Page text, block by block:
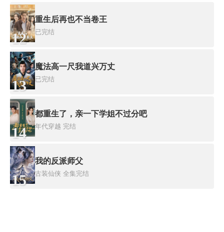
12
重生后再也不当卷王
已完结
13
魔法高一尺我道兴万丈
已完结
14
都重生了，亲一下学姐不过分吧
年代穿越 完结
15
我的反派师父
古装仙侠 全集完结